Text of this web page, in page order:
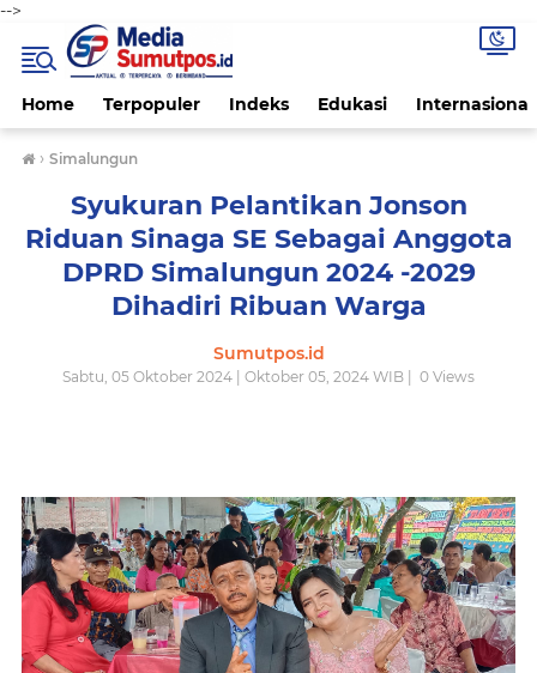
-->
Home Terpopuler Indeks Edukasi Internasional
› Simalungun
Syukuran Pelantikan Jonson
Riduan Sinaga SE Sebagai Anggota
DPRD Simalungun 2024 -2029
Dihadiri Ribuan Warga
Sumutpos.id
Sabtu, 05 Oktober 2024 | Oktober 05, 2024 WIB | 0 Views